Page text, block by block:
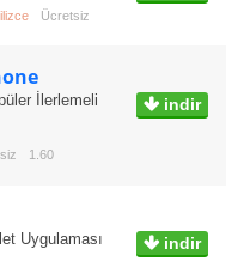
Ücretsiz
indir
İlerlemeli
1.60
indir
Uygulaması